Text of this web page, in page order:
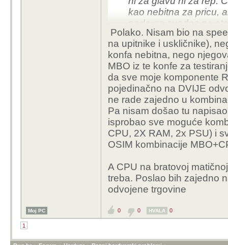
kao nebitna za pricu,
onda ga svedes na
vise.
Polako. Nisam bio na
na upitnike i uskličnike),
konfa nebitna, nego
MBO iz te konfe za
da sve moje komponente
pojedinačno na DVIJE
ne rade zajedno u
Pa nisam došao tu
isprobao sve moguće
CPU, 2X RAM, 2x PSU) i
OSIM kombinacije
A CPU na bratovoj
treba. Poslao bih zajedno
odvojene trgovine
Moj PC 0 0 HVALA 0
1